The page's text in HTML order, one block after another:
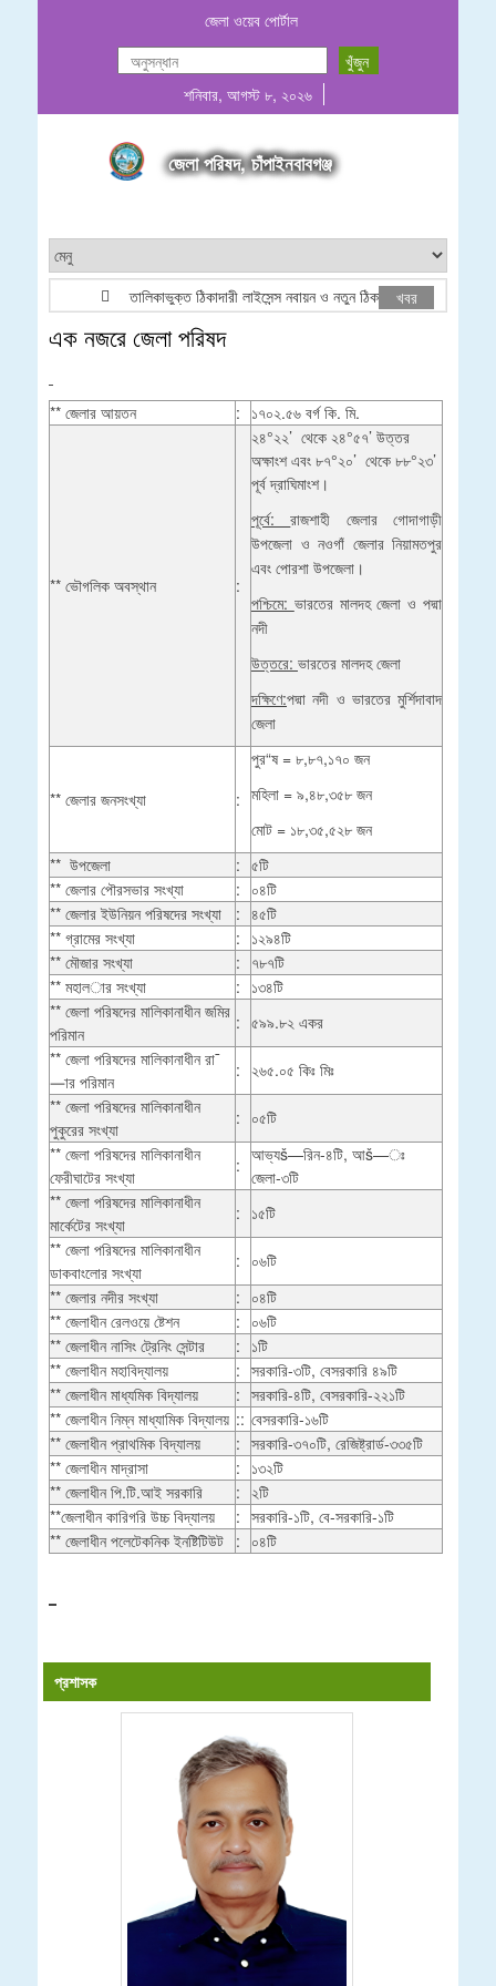
জেলা ওয়েব পোর্টাল
শনিবার, আগস্ট ৮, ২০২৬
জেলা পরিষদ, চাঁপাইনবাবগঞ্জ
তালিকাভুক্ত ঠিকাদারী লাইসেন্স নবায়ন ও নতুন ঠিকাদারী তালিকা ভুক্তি
খবর
এক নজরে জেলা পরিষদ
** জেলার আয়তন : ১৭০২.৫৬ বর্গ কি. মি.
** ভৌগলিক অবস্থান :
২৪°২২’ থেকে ২৪°৫৭’ উত্তর
অক্ষাংশ এবং ৮৭°২০’ থেকে ৮৮°২৩’
পূর্ব দ্রাঘিমাংশ।
পূর্বে:রাজশাহী জেলার গোদাগাড়ী
উপজেলা ও নওগাঁ জেলার নিয়ামতপুর
এবং পোরশা উপজেলা।
পশ্চিমে: ভারতের মালদহ জেলা ও পদ্মা
নদী
উত্তরে: ভারতের মালদহ জেলা
দক্ষিণে:পদ্মা নদী ও ভারতের মুর্শিদাবাদ
জেলা
** জেলার জনসংখ্যা :
পুর“ষ = ৮,৮৭,১৭০ জন
মহিলা = ৯,৪৮,৩৫৮ জন
মোট = ১৮,৩৫,৫২৮ জন
** উপজেলা
: ৫টি
** জেলার পৌরসভার সংখ্যা
: ০৪টি
** জেলার ইউনিয়ন পরিষদের সংখ্যা
: ৪৫টি
** গ্রামের সংখ্যা
: ১২৯৪টি
** মৌজার সংখ্যা
: ৭৮৭টি
** মহাল­ার সংখ্যা
: ১৩৪টি
** জেলা পরিষদের মালিকানাধীন জমির
পরিমান
: ৫৯৯.৮২ একর
** জেলা পরিষদের মালিকানাধীন রা¯
—ার পরিমান
: ২৬৫.০৫ কিঃ মিঃ
** জেলা পরিষদের মালিকানাধীন
পুকুরের সংখ্যা
: ০৫টি
** জেলা পরিষদের মালিকানাধীন
ফেরীঘাটের সংখ্যা
: আভ্যš—রিন-৪টি, আš—ঃ
জেলা-৩টি
** জেলা পরিষদের মালিকানাধীন
মার্কেটের সংখ্যা
: ১৫টি
** জেলা পরিষদের মালিকানাধীন
ডাকবাংলোর সংখ্যা
: ০৬টি
** জেলার নদীর সংখ্যা
: ০৪টি
** জেলাধীন রেলওয়ে ষ্টেশন
: ০৬টি
** জেলাধীন নাসিং ট্রেনিং সেন্টার
: ১টি
** জেলাধীন মহাবিদ্যালয়
: সরকারি-৩টি, বেসরকারি ৪৯টি
** জেলাধীন মাধ্যমিক বিদ্যালয়
: সরকারি-৪টি, বেসরকারি-২২১টি
** জেলাধীন নিম্ন মাধ্যামিক বিদ্যালয় :: বেসরকারি-১৬টি
** জেলাধীন প্রাথমিক বিদ্যালয়
: সরকারি-৩৭০টি, রেজিষ্ট্রার্ড-৩৩৫টি
** জেলাধীন মাদ্রাসা
: ১৩২টি
** জেলাধীন পি.টি.আই সরকারি
: ২টি
**জেলাধীন কারিগরি উচ্চ বিদ্যালয়
: সরকারি-১টি, বে-সরকারি-১টি
** জেলাধীন পলেটেকনিক ইনষ্টিটিউট : ০৪টি
প্রশাসক